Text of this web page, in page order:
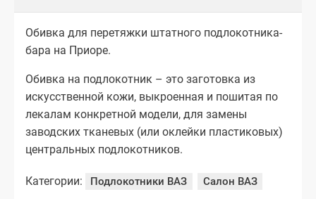
Обивка для перетяжки штатного подлокотника-
бара на Приоре.
Обивка на подлокотник – это заготовка из
искусственной кожи, выкроенная и пошитая по
лекалам конкретной модели, для замены
заводских тканевых (или оклейки пластиковых)
центральных подлокотников.
Категории: Подлокотники ВАЗ Салон ВАЗ